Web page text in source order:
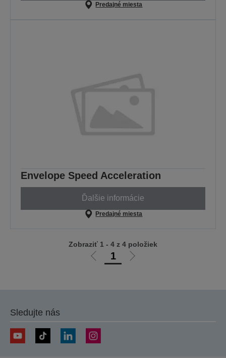
Predajné miesta
Envelope Speed Acceleration
Ďalšie informácie
Predajné miesta
Ísť
1
Ísť
Zobraziť 1 - 4 z 4 položiek
Sledujte nás